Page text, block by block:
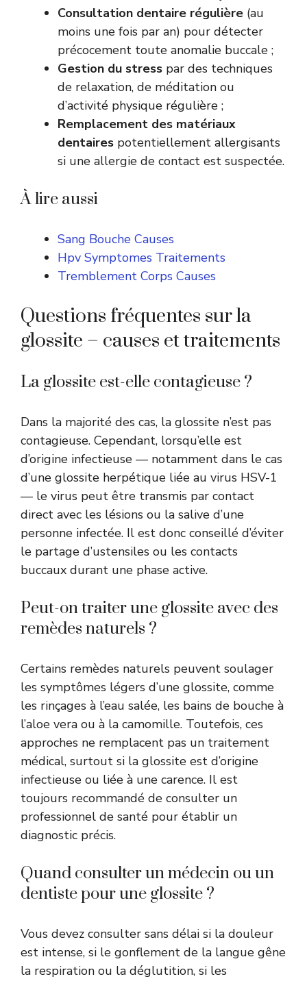
Consultation dentaire régulière (au
moins une fois par an) pour détecter
précocement toute anomalie buccale ;
Gestion du stress par des techniques
de relaxation, de méditation ou
d’activité physique régulière ;
Remplacement des matériaux
dentaires potentiellement allergisants
si une allergie de contact est suspectée.
À lire aussi
Sang Bouche Causes
Hpv Symptomes Traitements
Tremblement Corps Causes
Questions fréquentes sur la
glossite – causes et traitements
La glossite est-elle contagieuse ?
Dans la majorité des cas, la glossite n’est pas
contagieuse. Cependant, lorsqu’elle est
d’origine infectieuse — notamment dans le cas
d’une glossite herpétique liée au virus HSV-1
— le virus peut être transmis par contact
direct avec les lésions ou la salive d’une
personne infectée. Il est donc conseillé d’éviter
le partage d’ustensiles ou les contacts
buccaux durant une phase active.
Peut-on traiter une glossite avec des
remèdes naturels ?
Certains remèdes naturels peuvent soulager
les symptômes légers d’une glossite, comme
les rinçages à l’eau salée, les bains de bouche à
l’aloe vera ou à la camomille. Toutefois, ces
approches ne remplacent pas un traitement
médical, surtout si la glossite est d’origine
infectieuse ou liée à une carence. Il est
toujours recommandé de consulter un
professionnel de santé pour établir un
diagnostic précis.
Quand consulter un médecin ou un
dentiste pour une glossite ?
Vous devez consulter sans délai si la douleur
est intense, si le gonflement de la langue gêne
la respiration ou la déglutition, si les